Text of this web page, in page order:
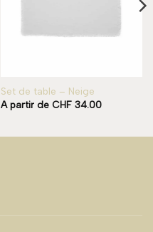
Set de table – Neige
A partir de CHF34.00